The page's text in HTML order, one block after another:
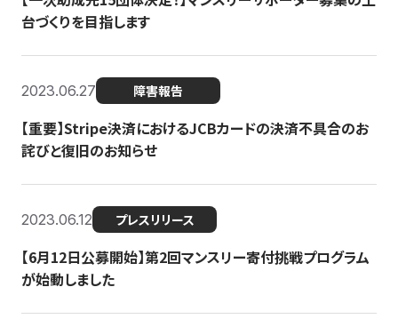
台づくりを目指します
2023.06.27 障害報告
【重要】Stripe決済におけるJCBカードの決済不具合のお
詫びと復旧のお知らせ
2023.06.12 プレスリリース
【6月12日公募開始】第2回マンスリー寄付挑戦プログラム
が始動しました